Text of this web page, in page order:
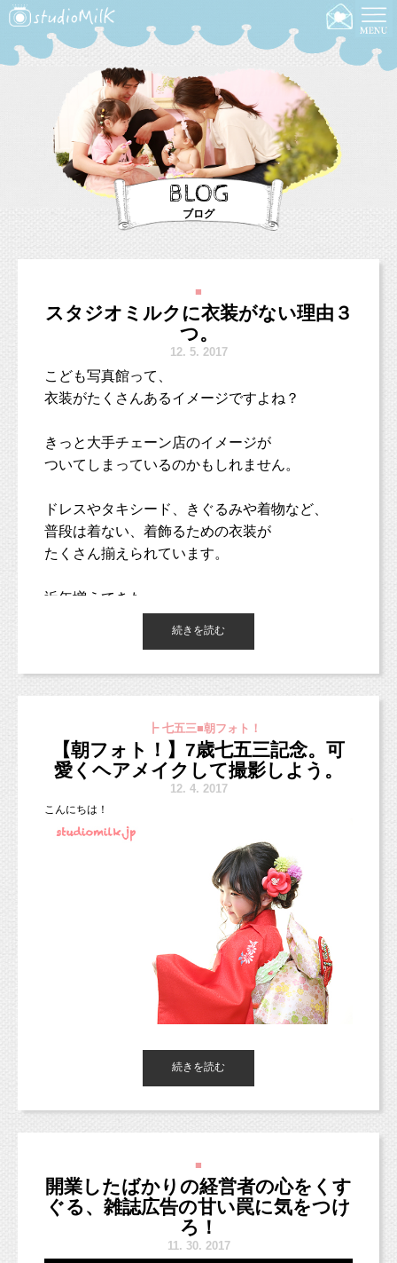
BLOG
ブログ
■
スタジオミルクに衣装がない理由３
つ。
12. 5. 2017
こども写真館って、
衣装がたくさんあるイメージですよね？
きっと大手チェーン店のイメージが
ついてしまっているのかもしれません。
ドレスやタキシード、きぐるみや着物など、
普段は着ない、着飾るための衣装が
たくさん揃えられています。
近年増えてきた、
スタジオミルクも、オープンしたての頃は、
おしゃれで、ここでしか着られないオリジナル
準備したいと思いましたし、
実際にいくつか準備をしました。
しかし、撮影を重ねるごとに、
という考えに変わっていきました。
今でも予約の際に、衣装はありますか？と
聞かれることがありますが、
衣装はお持ち込みいただいています、とお答え
（七五三の着物はご用意しています。）
は
３つあります。
続きを読む
┣ 七五三■朝フォト！
【朝フォト！】7歳七五三記念。可
愛くヘアメイクして撮影しよう。
12. 4. 2017
こんにちは！
7歳の七五三おめでとう（＾＾）
5歳の弟くんも一緒に七五三の撮影をしましたよ！
続きを読む
■
開業したばかりの経営者の心をくす
ぐる、雑誌広告の甘い罠に気をつけ
ろ！
11. 30. 2017